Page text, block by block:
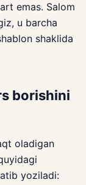
emas. Salom
u barcha
shaklida
borishini
oladigan
yoziladi: